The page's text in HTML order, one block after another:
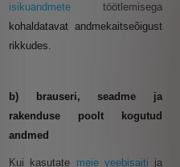
isikuandmete töötlemisega
kohaldatavat andmekaitseõigust
rikkudes.
b) brauseri, seadme ja
rakenduse poolt kogutud
andmed
Kui kasutate meie veebisaiti ja